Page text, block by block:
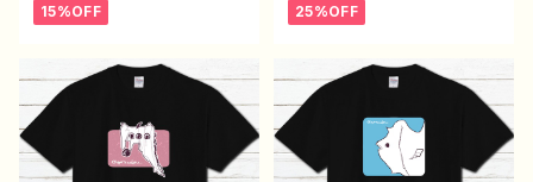
個性的 イラストレータ
デザイン コラボ ネタTシ
ャツ オリジナル デザイ
ン グッズ タイトル：林檎
とハリネズミTシャツ 作：H
anami B-2
15%OFF
ャツ デザイン コラボ
デザイン グッズ H-7
25%OFF